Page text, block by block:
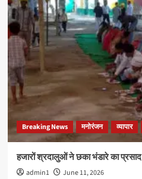
Breaking News मनोरंजन व्यापार
हजारों श्रदालुओं ने छका भंडारे का प्रसाद
admin1 June 11, 2026